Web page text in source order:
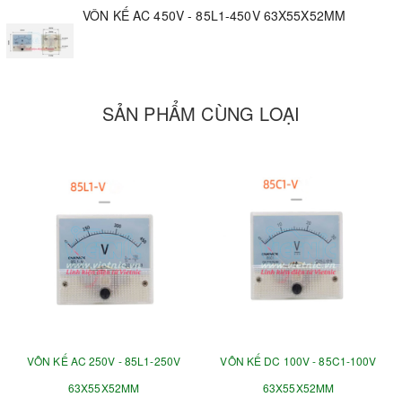
VÔN KẾ AC 450V - 85L1-450V 63X55X52MM
SẢN PHẨM CÙNG LOẠI
VÔN KẾ AC 250V - 85L1-250V
63X55X52MM
VÔN KẾ DC 100V - 85C1-100V
63X55X52MM